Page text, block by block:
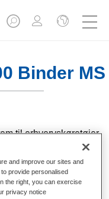
Binder MS
til erhvervskøretøjer,
bindemiddel
and improve our sites and
provide personalised
the right, you can exercise
privacy notice